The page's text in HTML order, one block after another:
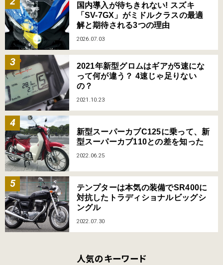
国内導入が待ちきれない! スズキ
「SV-7GX」がミドルクラスの最適
解と期待される3つの理由
2026.07.03
2021年新型グロムはギアが5速にな
って何が違う？ 4速じゃ足りない
の？
2021.10.23
新型スーパーカブC125に乗って、新
型スーパーカブ110との差を知った
2022.06.25
テンプターは本気の装備でSR400に
対抗したトラディショナルビッグシ
ングル
2022.07.30
人気のキーワード